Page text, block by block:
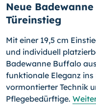
Neue
Türeinstieg
Mit einer 19,5 cm
und individuell
Badewanne Buffalo
funktionale Eleganz
vormontierter Technik
Pflegebedürftige.